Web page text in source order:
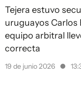
Tejera estuvo
uruguayos Carlos
equipo arbitral
correcta
19 de junio 2026